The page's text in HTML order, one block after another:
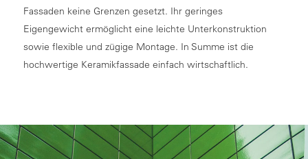
Fassaden keine Grenzen gesetzt. Ihr geringes
Eigengewicht ermöglicht eine leichte Unterkonstruktion
sowie flexible und zügige Montage. In Summe ist die
hochwertige Keramikfassade einfach wirtschaftlich.